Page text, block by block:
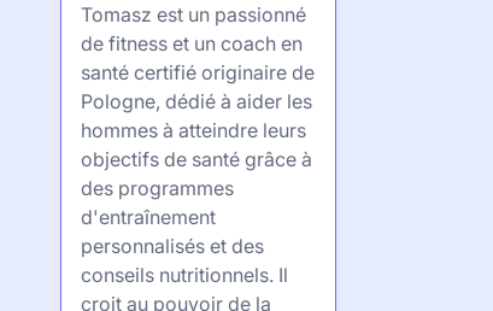
Tomasz est un passionné
de fitness et un coach en
santé certifié originaire de
Pologne, dédié à aider les
hommes à atteindre leurs
objectifs de santé grâce à
des programmes
d'entraînement
personnalisés et des
conseils nutritionnels. Il
croit au pouvoir de la